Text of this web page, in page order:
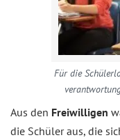
Für die
Aus den Freiwilligen
die Schüler aus, die